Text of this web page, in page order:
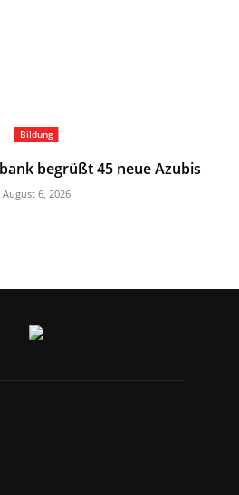
Bildung
begrüßt 45 neue Azubis
August 6, 2026